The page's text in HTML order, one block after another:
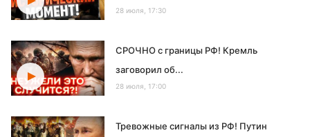
28 июля, 17:30
СРОЧНО с границы РФ! Кремль
заговорил об...
28 июля, 17:00
Тревожные сигналы из РФ! Путин